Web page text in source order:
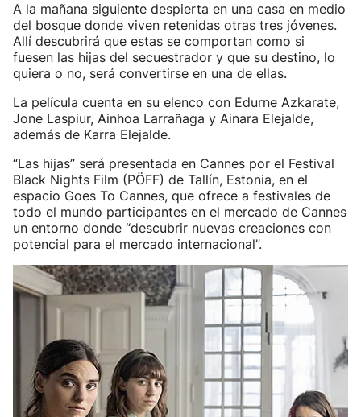
A la mañana siguiente despierta en una casa en medio
del bosque donde viven retenidas otras tres jóvenes.
Allí descubrirá que estas se comportan como si
fuesen las hijas del secuestrador y que su destino, lo
quiera o no, será convertirse en una de ellas.
La película cuenta en su elenco con Edurne Azkarate,
Jone Laspiur, Ainhoa Larrañaga y Ainara Elejalde,
además de Karra Elejalde.
“Las hijas” será presentada en Cannes por el Festival
Black Nights Film (PÖFF) de Tallín, Estonia, en el
espacio Goes To Cannes, que ofrece a festivales de
todo el mundo participantes en el mercado de Cannes
un entorno donde “descubrir nuevas creaciones con
potencial para el mercado internacional”.